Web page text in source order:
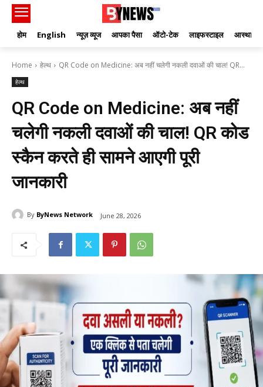
होम English न्यूज़ व्यूज आपका पैसा ऑटो-टेक लाइफस्टाइल आस्था
Home हेल्थ QR Code on Medicine: अब नहीं चलेगी नकली दवाओं की चाल! QR...
हेल्थ
QR Code on Medicine: अब नहीं
चलेगी नकली दवाओं की चाल! QR कोड
स्कैन करते ही सामने आएगी पूरी
जानकारी
By ByNews Network June 28, 2026